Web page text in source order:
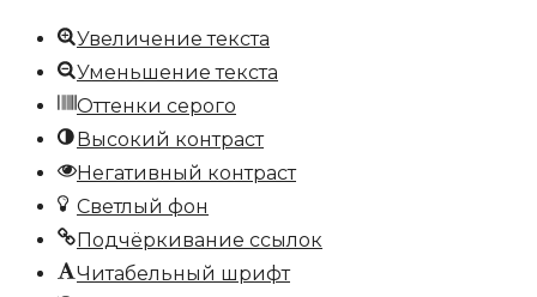
Увеличение текста
Уменьшение текста
Оттенки серого
Высокий контраст
Негативный контраст
Светлый фон
Подчёркивание ссылок
Читабельный шрифт